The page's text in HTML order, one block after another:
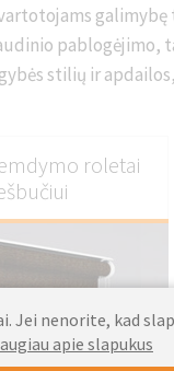
stilių ir
roletai
Jei nenorite, kad
apie slapukus